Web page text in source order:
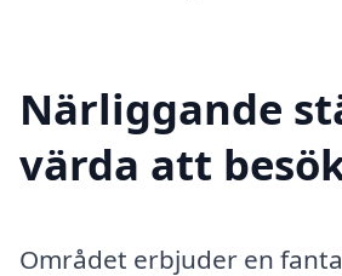
Närliggande
värda att
Området erbjuder en